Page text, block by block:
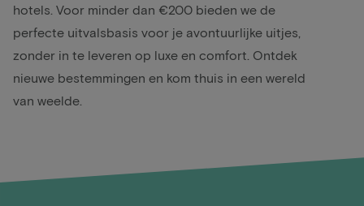
hotels. Voor minder dan €200 bieden we de
perfecte uitvalsbasis voor je avontuurlijke uitjes,
zonder in te leveren op luxe en comfort. Ontdek
nieuwe bestemmingen en kom thuis in een wereld
van weelde.